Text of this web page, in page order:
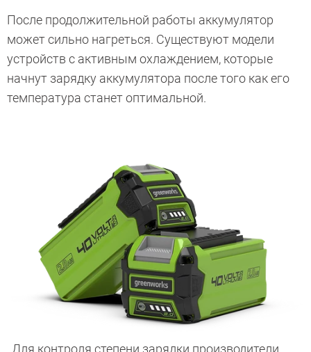
После продолжительной работы аккумулятор
может сильно нагреться. Существуют модели
устройств с активным охлаждением, которые
начнут зарядку аккумулятора после того как его
температура станет оптимальной.